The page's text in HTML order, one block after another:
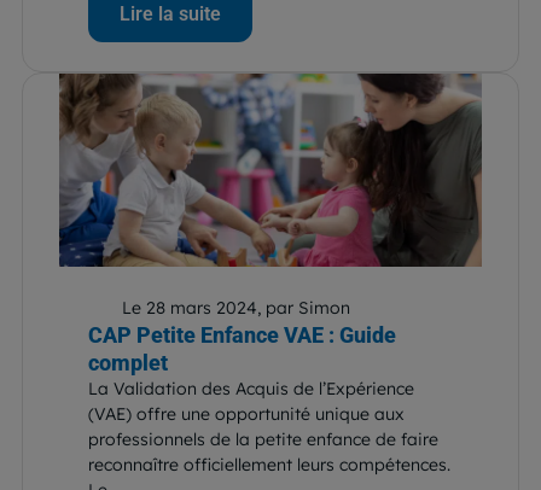
Lire la suite
Le 28 mars 2024, par Simon
CAP Petite Enfance VAE : Guide
complet
La Validation des Acquis de l’Expérience
(VAE) offre une opportunité unique aux
professionnels de la petite enfance de faire
reconnaître officiellement leurs compétences.